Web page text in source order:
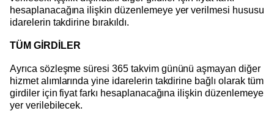
hesaplanacağına ilişkin düzenlemeye yer verilmesi hususu
idarelerin takdirine bırakıldı.
TÜM GİRDİLER
Ayrıca sözleşme süresi 365 takvim gününü aşmayan diğer
hizmet alımlarında yine idarelerin takdirine bağlı olarak tüm
girdiler için fiyat farkı hesaplanacağına ilişkin düzenlemeye
yer verilebilecek.